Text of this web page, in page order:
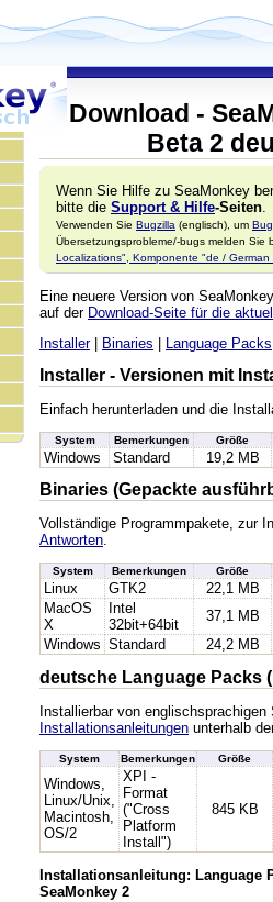
Download -
Beta 2
Wenn Sie Hilfe zu SeaMonkey
bitte die Support & Hilfe-Seiten
Verwenden Sie Bugzilla (englisch), um
Übersetzungsprobleme/-bugs melden Sie
Localizations", Komponente "de / German
Eine neuere Version von
auf der Download-Seite für die
Installer| Binaries | Language Packs
Installer - Versionen mit
Einfach herunterladen und die
System Bemerkungen Größe
Windows Standard 19,2 MB
Binaries (Gepackte
Vollständige Programmpakete, zur
Antworten.
System Bemerkungen Größe
Linux GTK2
22,1 MB
MacOS
X
Intel
32bit+64bit
37,1 MB
Windows Standard 24,2 MB
deutsche Language Packs
Installierbar von
Installationsanleitungen unterhalb
System Bemerkungen Größe
Windows,
Linux/Unix,
Macintosh,
OS/2
XPI -
Format
("Cross
Platform
Install")
845 KB
Installationsanleitung: Language
SeaMonkey 2